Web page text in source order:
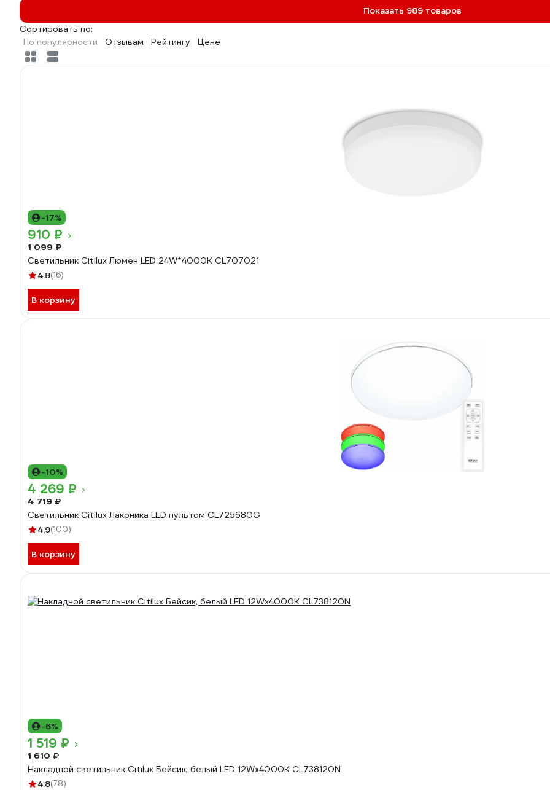
Показать 989 товаров
Сортировать по:
По популярности
Отзывам Рейтингу Цене
-17%
910 ₽
1 099 ₽
Светильник Citilux Люмен LED 24W*4000K CL707021
4.8(16)
В корзину
-10%
4 269 ₽
4 719 ₽
Светильник Citilux Лаконика LED пультом CL725680G
4.9(100)
В корзину
-6%
1 519 ₽
1 610 ₽
Накладной светильник Citilux Бейсик, белый LED 12Wх4000K CL738120N
4.8(78)